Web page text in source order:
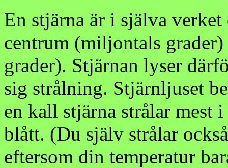
En stjärna är i själva
centrum (miljontals
grader). Stjärnan lyser
sig strålning. Stjärnljuset
en kall stjärna strålar mest
blått. (Du själv strålar
eftersom din temperatur